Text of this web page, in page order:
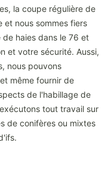
la coupe régulière de
et nous sommes fiers
haies dans le 76 et
et votre sécurité. Aussi,
nous pouvons
même fournir de
de l'habillage de
tout travail sur
de conifères ou mixtes